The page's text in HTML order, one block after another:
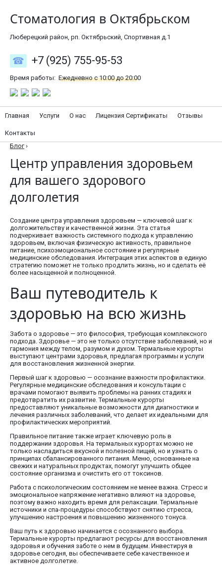
Стоматология в Октябрьском
Люберецкий район, рп. Октябрьский, Спортивная д.1
+7 (925) 755-95-53
Время работы: Ежедневно с 10:00 до 20:00
Главная Услуги О нас Лицензия Сертификаты Отзывы
Контакты
Блог ›
Центр управления здоровьем
для вашего здорового
долголетия
Создание центра управления здоровьем — ключевой шаг к
долгожительству и качественной жизни. Эта статья
подчеркивает важность системного подхода к управлению
здоровьем, включая физическую активность, правильное
питание, психоэмоциональное состояние и регулярные
медицинские обследования. Интеграция этих аспектов в единую
стратегию поможет не только продлить жизнь, но и сделать её
более насыщенной и полноценной.
Ваш путеводитель к
здоровью на всю жизнь
Забота о здоровье — это философия, требующая комплексного
подхода. Здоровье — это не только отсутствие заболеваний, но и
гармония между телом, разумом и духом. Термальные курорты
выступают центрами здоровья, предлагая программы и услуги
для восстановления жизненной энергии.
Первый шаг к здоровью — осознание важности профилактики.
Регулярные медицинские обследования и консультации с
врачами помогают выявить проблемы на ранних стадиях и
предотвратить их развитие. Термальные курорты
предоставляют уникальные возможности для диагностики и
лечения различных заболеваний, что делает их идеальными для
профилактических мероприятий.
Правильное питание также играет ключевую роль в
поддержании здоровья. На термальных курортах можно не
только насладиться вкусной и полезной пищей, но и узнать о
принципах сбалансированного питания. Меню, основанные на
свежих и натуральных продуктах, помогут улучшить общее
состояние организма и очистить его от токсинов.
Работа с психологическим состоянием не менее важна. Стресс и
эмоциональное напряжение негативно влияют на здоровье,
поэтому важно находить время для релаксации. Термальные
источники и спа-процедуры способствуют снятию стресса,
улучшению настроения и повышению жизненного тонуса.
Ваш путь к здоровью начинается с осознанного выбора.
Термальные курорты предлагают ресурсы для восстановления
здоровья и обучения заботе о нем в будущем. Инвестируя в
здоровье сегодня, вы обеспечиваете себе качественное и
активное долголетие.